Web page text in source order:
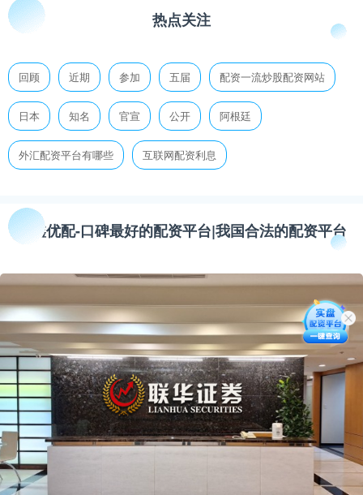
热点关注
回顾 近期 参加 五届 配资一流炒股配资网站
日本 知名 官宣 公开 阿根廷
外汇配资平台有哪些 互联网配资利息
金鑫优配-口碑最好的配资平台|我国合法的配资平台